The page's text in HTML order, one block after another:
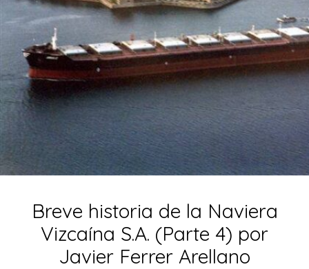
Breve historia de la Naviera
Vizcaína S.A. (Parte 4) por
Javier Ferrer Arellano